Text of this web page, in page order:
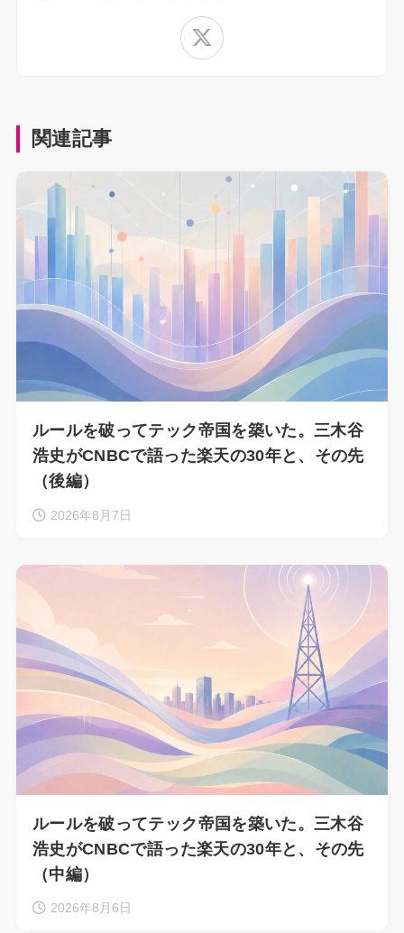
関連記事
ルールを破ってテック帝国を築いた。三木谷
浩史がCNBCで語った楽天の30年と、その先
（後編）
2026年8月7日
ルールを破ってテック帝国を築いた。三木谷
浩史がCNBCで語った楽天の30年と、その先
（中編）
2026年8月6日